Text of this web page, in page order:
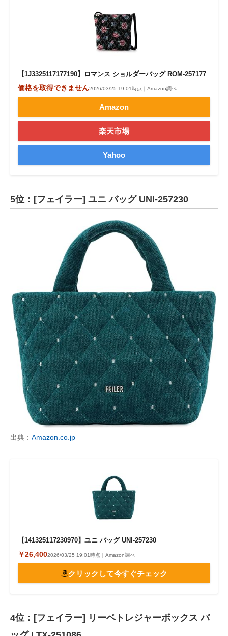
【1J3325117177190】ロマンス ショルダーバッグ ROM-257177
価格を取得できません2026/03/25 19:01時点｜Amazon調べ
Amazon
楽天市場
Yahoo
5位：[フェイラー] ユニ バッグ UNI-257230
出典： Amazon.co.jp
【141325117230970】ユニ バッグ UNI-257230
￥26,4002026/03/25 19:01時点｜Amazon調べ
クリックして今すぐチェック
4位：[フェイラー] リーベトレジャーボックス バ